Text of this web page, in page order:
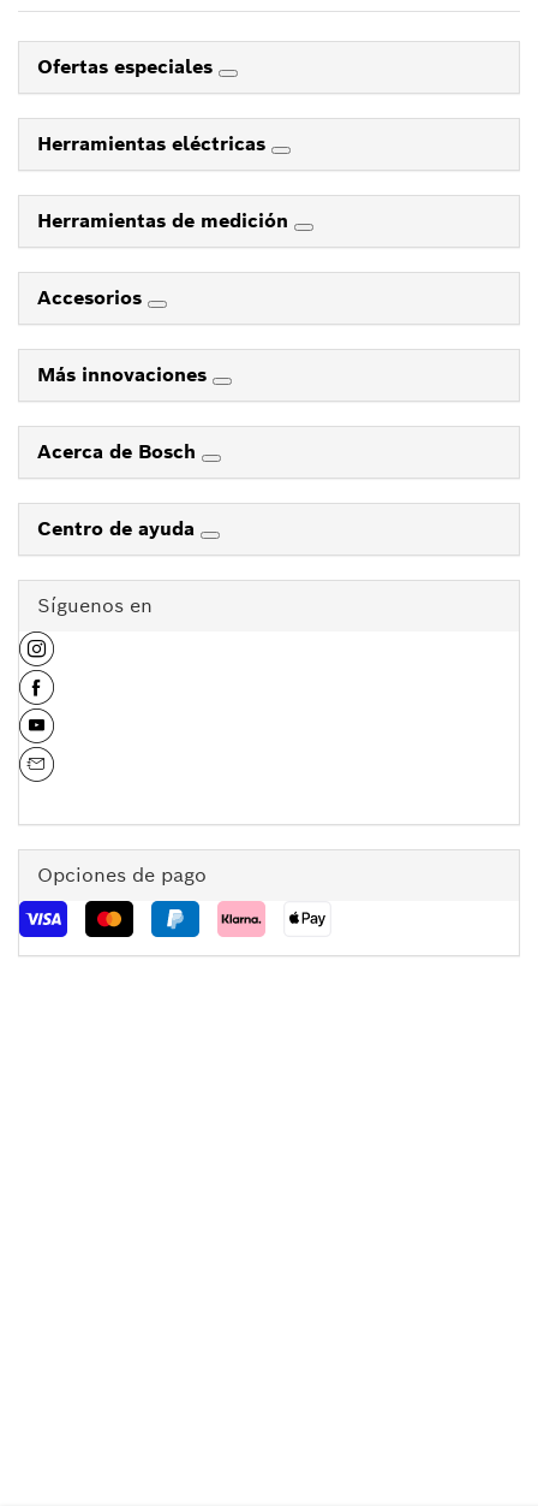
Ofertas especiales
Herramientas eléctricas
Herramientas de medición
Accesorios
Más innovaciones
Acerca de Bosch
Centro de ayuda
Síguenos en
Opciones de pago